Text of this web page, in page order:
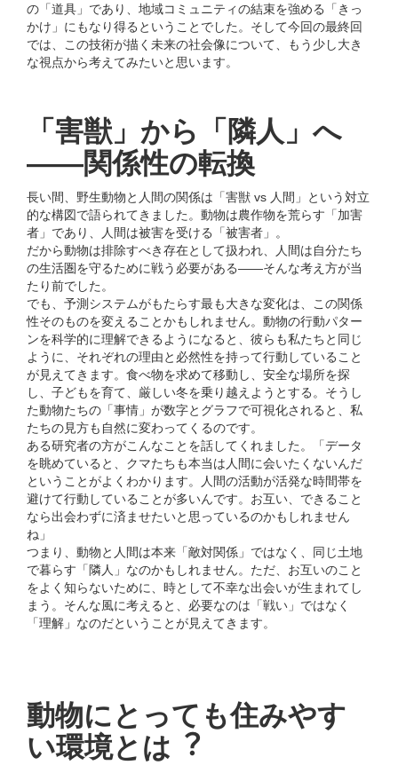
の「道具」であり、地域コミュニティの結束を強める「きっ
かけ」にもなり得るということでした。そして今回の最終回
では、この技術が描く未来の社会像について、もう少し⼤き
な視点から考えてみたいと思います。
「害獣」から「隣⼈」へ
――関係性の転換
⻑い間、野⽣動物と⼈間の関係は「害獣 vs ⼈間」という対⽴
的な構図で語られてきました。動物は農作物を荒らす「加害
者」であり、⼈間は被害を受ける「被害者」。
だから動物は排除すべき存在として扱われ、⼈間は⾃分たち
の⽣活圏を守るために戦う必要がある――そんな考え⽅が当
たり前でした。
でも、予測システムがもたらす最も⼤きな変化は、この関係
性そのものを変えることかもしれません。動物の⾏動パター
ンを科学的に理解できるようになると、彼らも私たちと同じ
ように、それぞれの理由と必然性を持って⾏動していること
が⾒えてきます。⾷べ物を求めて移動し、安全な場所を探
し、⼦どもを育て、厳しい冬を乗り越えようとする。そうし
た動物たちの「事情」が数字とグラフで可視化されると、私
たちの⾒⽅も⾃然に変わってくるのです。
ある研究者の⽅がこんなことを話してくれました。「データ
を眺めていると、クマたちも本当は⼈間に会いたくないんだ
ということがよくわかります。⼈間の活動が活発な時間帯を
避けて⾏動していることが多いんです。お互い、できること
なら出会わずに済ませたいと思っているのかもしれません
ね」
つまり、動物と⼈間は本来「敵対関係」ではなく、同じ⼟地
で暮らす「隣⼈」なのかもしれません。ただ、お互いのこと
をよく知らないために、時として不幸な出会いが⽣まれてし
まう。そんな⾵に考えると、必要なのは「戦い」ではなく
「理解」なのだということが⾒えてきます。
動物にとっても住みやす
い環境とは︖